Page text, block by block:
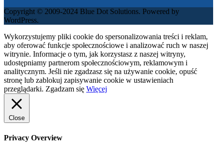
Copyright © 2009-2024 Blue Dot Solutions. Powered by
WordPress.
Wykorzystujemy pliki cookie do spersonalizowania treści i reklam,
aby oferować funkcje społecznościowe i analizować ruch w naszej
witrynie. Informacje o tym, jak korzystasz z naszej witryny,
udostępniamy partnerom społecznościowym, reklamowym i
analitycznym. Jeśli nie zgadzasz się na używanie cookie, opuść
stronę lub zablokuj zapisywanie cookie w ustawieniach
przeglądarki. Zgadzam się Więcej
Close
Privacy Overview